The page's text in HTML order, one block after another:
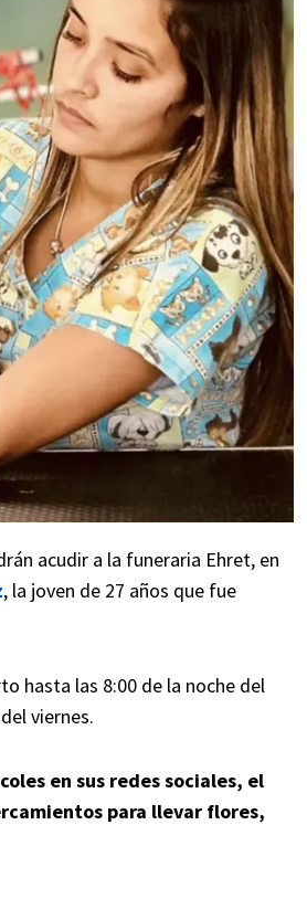
acudir a la funeraria Ehret, en
, la joven de 27 años que fue
hasta las 8:00 de la noche del
viernes.
en sus redes sociales, el
para llevar flores,